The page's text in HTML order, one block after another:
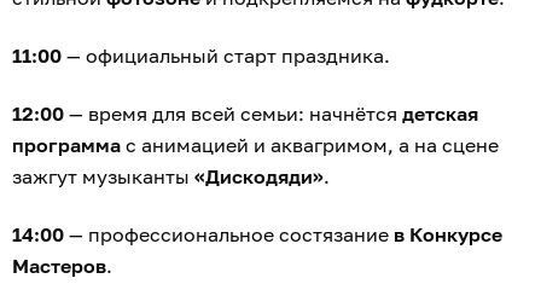
11:00 — официальный старт праздника.
12:00 — время для всей семьи: начнётся детская
программа с анимацией и аквагримом, а на сцене
зажгут музыканты «Дискодяди».
14:00 — профессиональное состязание в Конкурсе
Мастеров.